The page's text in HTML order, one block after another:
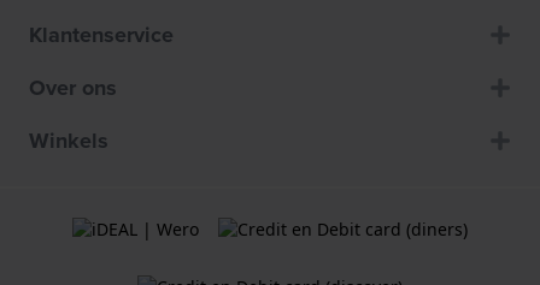
Klantenservice
Over ons
Winkels